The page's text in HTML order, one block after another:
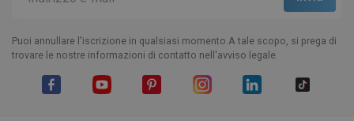
Puoi annullare l'iscrizione in qualsiasi momento.A tale scopo, si prega di
trovare le nostre informazioni di contatto nell'avviso legale.